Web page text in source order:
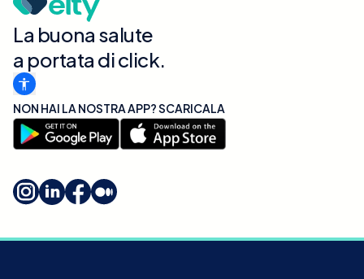
La buona salute
a portata di click.
NON HAI LA NOSTRA APP? SCARICALA